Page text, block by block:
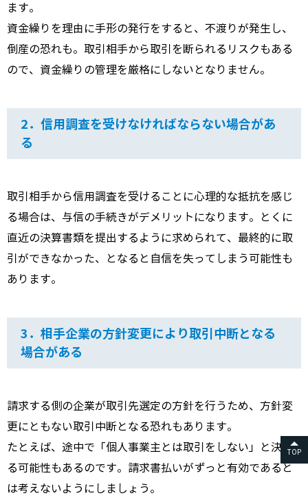
ます。
資金繰りを理由に手形の発行をすると、不渡りが発生し、
倒産の恐れも。取引相手から取引を断られるリスクもある
ので、資金繰りの管理を厳格にしないとなりません。
2．信用調査を受けなければならない場合があ
る
取引相手から信用調査を受けることに心理的な抵抗を感じ
る場合は、与信の手続きがデメリットになります。とくに
直近の決算書類を提出するように求められて、最終的に取
引ができなかった、となると自信を失ってしまう可能性も
あります。
3．相手企業の方針変更により取引中断となる
場合がある
請求する側の企業が取引先選定の方針を行うため、方針変
更にともない取引中断となる恐れもあります。
たとえば、途中で「個人事業主とは取引をしない」と決ま
る可能性もあるのです。請求書払いがずっと有効であると
は考えないようにしましょう。
TOP